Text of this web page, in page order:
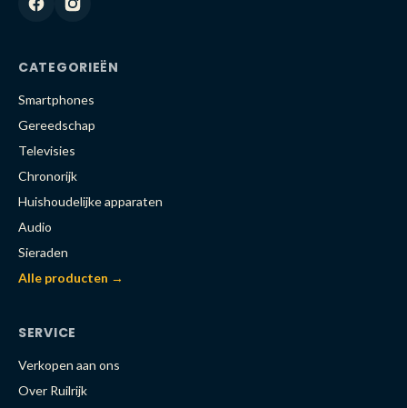
CATEGORIEËN
Smartphones
Gereedschap
Televisies
Chronorijk
Huishoudelijke apparaten
Audio
Sieraden
Alle producten →
SERVICE
Verkopen aan ons
Over Ruilrijk